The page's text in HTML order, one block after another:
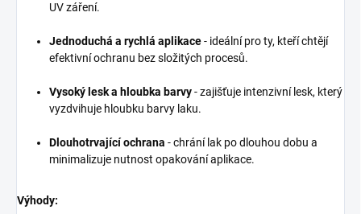
UV záření.
Jednoduchá a rychlá aplikace- ideální pro ty, kteří chtějí
efektivní ochranu bez složitých procesů.
Vysoký lesk a hloubka barvy- zajišťuje intenzivní lesk, který
vyzdvihuje hloubku barvy laku.
Dlouhotrvající ochrana - chrání lak po dlouhou dobu a
minimalizuje nutnost opakování aplikace.
Výhody: